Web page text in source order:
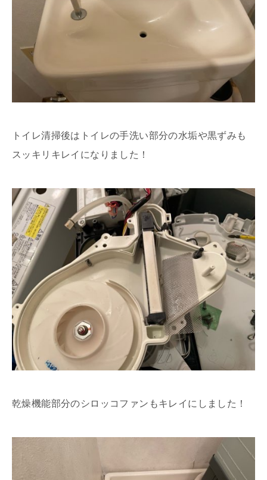
トイレ清掃後はトイレの手洗い部分の水垢や黒ずみも
スッキリキレイになりました！
乾燥機能部分のシロッコファンもキレイにしました！